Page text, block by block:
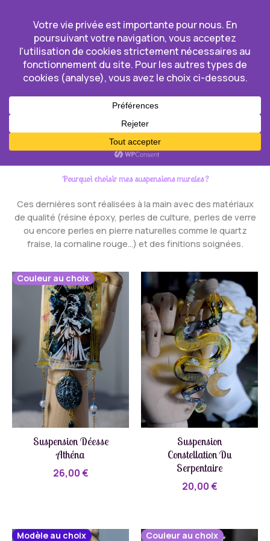
Dear Little Lion
Accueil/ Décorations murales
Décorations murales
Explorez ma gamme de suspension murales inspirée par les
civilisations antiques, l’architecture et les constellations.
Des pièces uniques pour une décoration originale
Pourquoi choisir mes suspensions murales ?
Ces dernières sont réalisées à la main avec des matériaux
de qualité (résine époxy, perles de culture, perles de verre
ou encore perles en pierre naturelles comme le quartz
fraise, la cornaline rouge…) et des finitions soignées.
Couleur au choix
Suspension Déesse
Athéna
26,00€
Suspension
Constellation Du
Serpentaire
20,00€
Modèle au choix Couleur au choix